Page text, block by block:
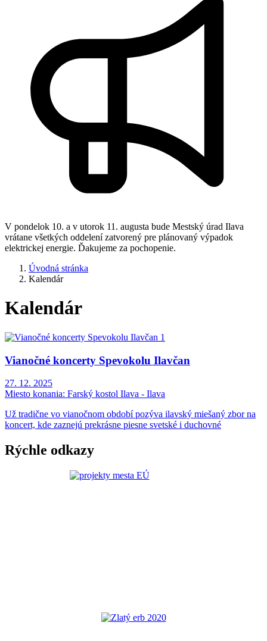
V pondelok 10. a v utorok 11. augusta bude Mestský úrad Ilava
vrátane všetkých oddelení zatvorený pre plánovaný výpadok
elektrickej energie. Ďakujeme za pochopenie.
Úvodná stránka
Kalendár
Kalendár
Vianočné koncerty Spevokolu Ilavčan
27. 12. 2025
Miesto konania: Farský kostol Ilava - Ilava
Už tradične vo vianočnom období pozýva ilavský miešaný zbor na
koncert, kde zaznejú prekrásne piesne svetské i duchovné
Rýchle odkazy